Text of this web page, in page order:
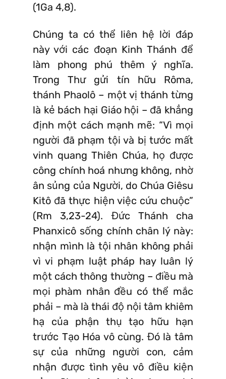
(1Ga 4,8).
Chúng ta có thể liên hệ lời đáp
này với các đoạn Kinh Thánh để
làm phong phú thêm ý nghĩa.
Trong Thư gửi tín hữu Rôma,
thánh Phaolô – một vị thánh từng
là kẻ bách hại Giáo hội – đã khẳng
định một cách mạnh mẽ: “Vì mọi
người đã phạm tội và bị tước mất
vinh quang Thiên Chúa, họ được
công chính hoá nhưng không, nhờ
ân sủng của Người, do Chúa Giêsu
Kitô đã thực hiện việc cứu chuộc”
(Rm 3,23-24). Đức Thánh cha
Phanxicô sống chính chân lý này:
nhận mình là tội nhân không phải
vì vi phạm luật pháp hay luân lý
một cách thông thường – điều mà
mọi phàm nhân đều có thể mắc
phải – mà là thái độ nội tâm khiêm
hạ của phận thụ tạo hữu hạn
trước Tạo Hóa vô cùng. Đó là tâm
sự của những người con, cảm
nhận được tình yêu vô điều kiện